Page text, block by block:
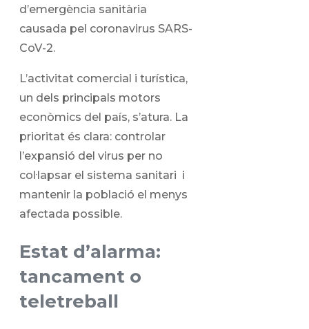
d’emergència sanitària
causada pel coronavirus SARS-
CoV-2.
L’activitat comercial i turística,
un dels principals motors
econòmics del país, s’atura. La
prioritat és clara: controlar
l’expansió del virus per no
col·lapsar el sistema sanitari i
mantenir la població el menys
afectada possible.
Estat d’alarma:
tancament o
teletreball